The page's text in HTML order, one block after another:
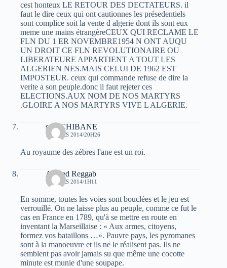
cest honteux LE RETOUR DES DECTATEURS. il
faut le dire ceux qui ont cautionnes les présedentiels
sont complice soit la vente d algerie dont ils sont eux
meme une mains étrangèreCEUX QUI RECLAME LE
FLN DU 1 ER NOVEMBRE1954 N ONT AUQU
UN DROIT CE FLN REVOLUTIONAIRE OU
LIBERATEURE APPARTIENT A TOUT LES
ALGERIEN NES.MAIS CELUI DE 1962 EST
IMPOSTEUR. ceux qui commande refuse de dire la
verite a son peuple.donc il faut rejeter ces
ELECTIONS.AUX NOM DE NOS MARTYRS
.GLOIRE A NOS MARTYRS VIVE L ALGERIE.
said CHIBANE
14 MARS 2014/20H26
Au royaume des zèbres l'ane est un roi.
Ahmed Reggab
15 MARS 2014/1H11
En somme, toutes les voies sont bouclées et le jeu est
verrouillé. On ne laisse plus au peuple, comme ce fut le
cas en France en 1789, qu'à se mettre en route en
inventant la Marseillaise : « Aux armes, citoyens,
formez vos bataillons …». Pauvre pays, les pyromanes
sont à la manoeuvre et ils ne le réalisent pas. Ils ne
semblent pas avoir jamais su que même une cocotte
minute est munie d'une soupape.